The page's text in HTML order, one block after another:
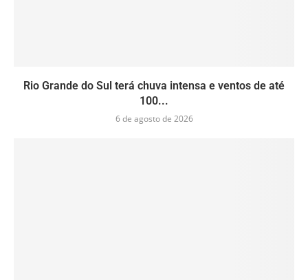
Rio Grande do Sul terá chuva intensa e ventos de até
100...
6 de agosto de 2026